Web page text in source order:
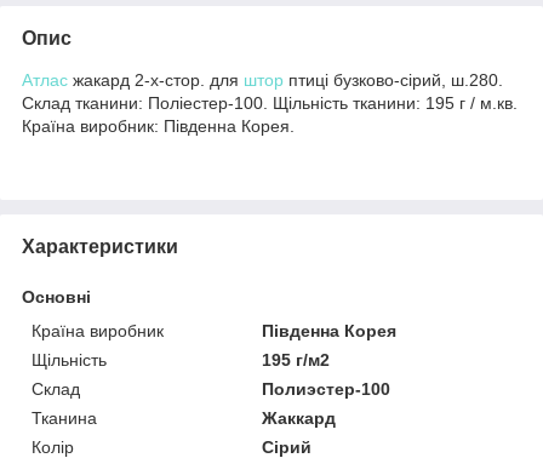
Опис
Атлас жакард 2-х-стор. для штор птиці бузково-сірий, ш.280.
Склад тканини: Поліестер-100. Щільність тканини: 195 г / м.кв.
Країна виробник: Південна Корея.
Характеристики
Основні
Країна виробник
Південна Корея
Щільність
195 г/м2
Склад
Полиэстер-100
Тканина
Жаккард
Колір
Сірий